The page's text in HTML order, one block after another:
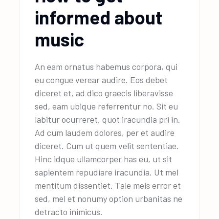
informed about
music
An eam ornatus habemus corpora, qui
eu congue verear audire. Eos debet
diceret et, ad dico graecis liberavisse
sed, eam ubique referrentur no. Sit eu
labitur ocurreret, quot iracundia pri in.
Ad cum laudem dolores, per et audire
diceret. Cum ut quem velit sententiae.
Hinc idque ullamcorper has eu, ut sit
sapientem repudiare iracundia. Ut mel
mentitum dissentiet. Tale meis error et
sed, mel et nonumy option urbanitas ne
detracto inimicus.